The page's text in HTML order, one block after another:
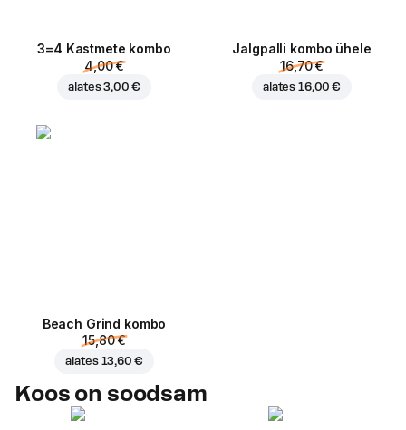
3=4 Kastmete kombo
4,00 €
alates3,00 €
Jalgpalli kombo ühele
16,70 €
alates 16,00 €
Beach Grind kombo
15,80 €
alates 13,60 €
Koos on soodsam